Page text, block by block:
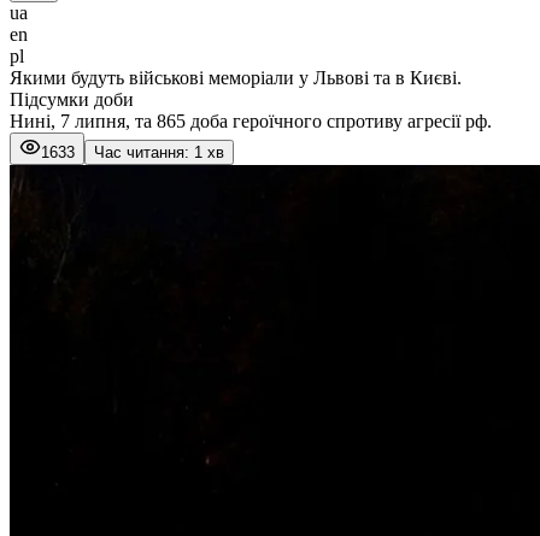
ua
en
pl
Якими будуть військові меморіали у Львові та в Києві.
Підсумки доби
Нині, 7 липня, та 865 доба героїчного спротиву агресії рф.
1633 Час читання: 1 хв